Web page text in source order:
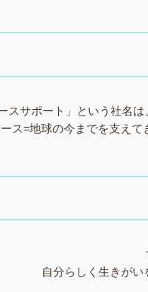
ースサポート」という社名
ース=地球の今までを支え
自分らしく生きがい